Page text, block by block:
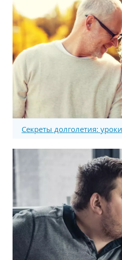
Секреты долголетия: